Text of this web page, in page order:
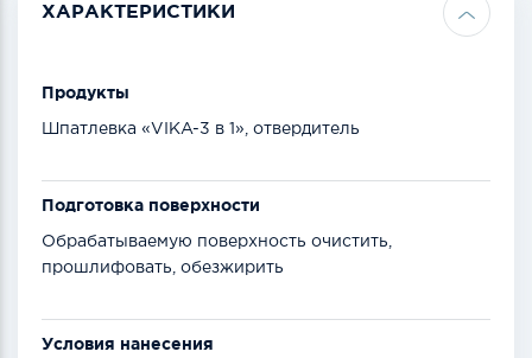
ХАРАКТЕРИСТИКИ
Продукты
Шпатлевка «VIKA-3 в 1», отвердитель
Подготовка поверхности
Обрабатываемую поверхность очистить,
прошлифовать, обезжирить
Условия нанесения